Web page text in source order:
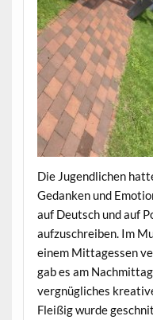
Die Jugendlichen
Gedanken und
auf Deutsch und auf
aufzuschreiben. Im
einem Mittagessen
gab es am
vergnügliches
Fleißig wurde